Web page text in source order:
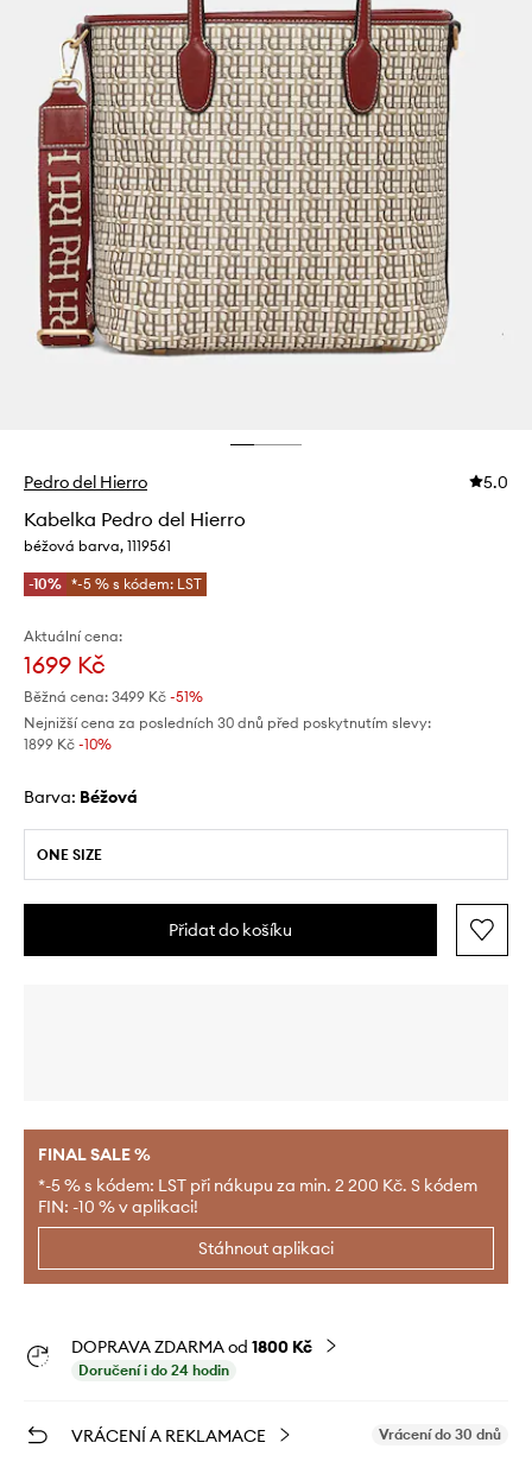
Pedro del Hierro 5.0
Kabelka Pedro del Hierro
béžová barva, 1119561
-10% *-5 % s kódem: LST
Aktuální cena:
1699 Kč
Běžná cena: 3499 Kč -51%
Nejnižší cena za posledních 30 dnů před poskytnutím slevy:
1899 Kč -10%
Barva: béžová
ONE SIZE
Přidat do košíku
FINAL SALE %
*-5 % s kódem: LST při nákupu za min. 2 200 Kč. S kódem
FIN: -10 % v aplikaci!
Stáhnout aplikaci
DOPRAVA ZDARMA od 1800 Kč
Doručení i do 24 hodin
VRÁCENÍ A REKLAMACE Vrácení do 30 dnů